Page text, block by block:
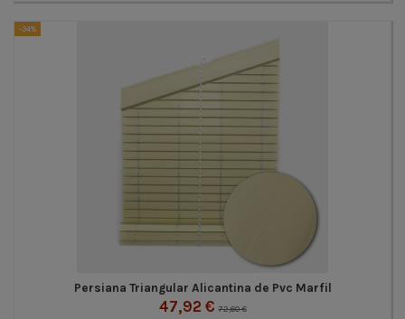
-34%
Persiana Triangular Alicantina de Pvc Marfil
47,92 €72,60 €